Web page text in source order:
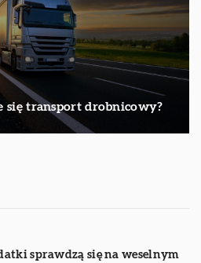
się transport drobnicowy?
sprawdzą się na weselnym